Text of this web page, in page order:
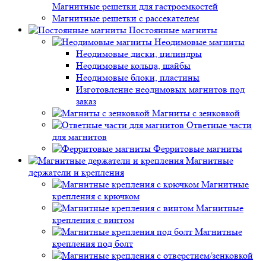
Магнитные решетки для гастроемкостей
Магнитные решетки с рассекателем
Постоянные магниты
Неодимовые магниты
Неодимовые диски, цилиндры
Неодимовые кольца, шайбы
Неодимовые блоки, пластины
Изготовление неодимовых магнитов под
заказ
Магниты с зенковкой
Ответные части
для магнитов
Ферритовые магниты
Магнитные
держатели и крепления
Магнитные
крепления с крючком
Магнитные
крепления с винтом
Магнитные
крепления под болт